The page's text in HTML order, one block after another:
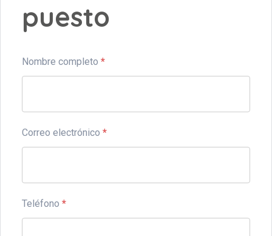
puesto
Nombre completo *
Correo electrónico *
Teléfono *